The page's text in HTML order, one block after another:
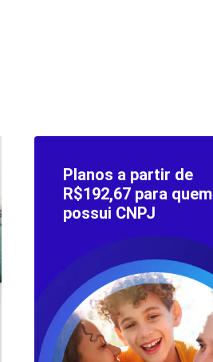
Planos a partir de
R$192,67 para quem
possui CNPJ